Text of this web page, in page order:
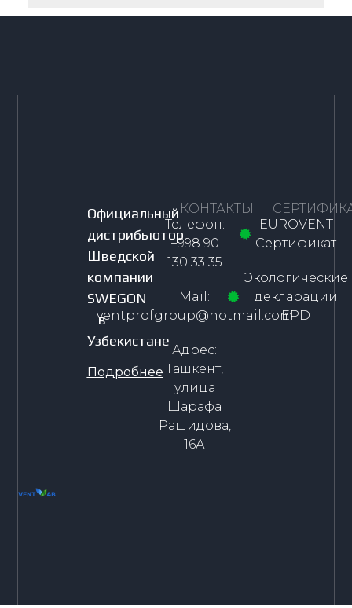
Официальный
дистрибьютор
Шведской
компании
SWEGON
в
Узбекистане
Подробнее
КОНТАКТЫ
Телефон:
+998 90
130 33 35
Mail:
ventprofgroup@hotmail.com
Адрес:
Ташкент,
улица
Шарафа
Рашидова,
16А
EUROVENT
Сертификат
Экологические
декларации
EPD